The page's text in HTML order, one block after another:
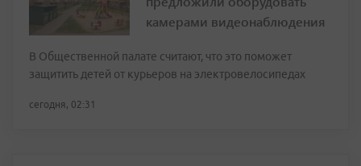
камерами видеонаблюдения
В Общественной палате считают, что это поможет
защитить детей от курьеров на электровелосипедах
сегодня, 02:31